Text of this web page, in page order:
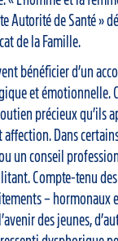
Autorité de Santé »
de la Famille.
bénéficier d’un
et émotionnelle.
précieux qu’ils
affection. Dans
un conseil
Compte-tenu
– hormonaux
des jeunes,